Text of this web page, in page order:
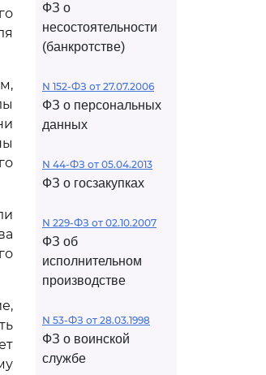
ФЗ о
несостоятельности
(банкротстве)
N 152-ФЗ от 27.07.2006
ФЗ о персональных
данных
N 44-ФЗ от 05.04.2013
ФЗ о госзакупках
N 229-ФЗ от 02.10.2007
ФЗ об
исполнительном
производстве
N 53-ФЗ от 28.03.1998
ФЗ о воинской
службе